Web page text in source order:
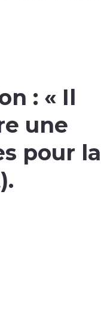
: « Il
une
pour la